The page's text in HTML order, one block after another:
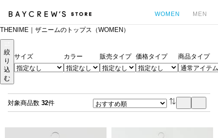
WOMEN MEN
THENIME｜ザニームのトップス（WOMEN）
絞
り
込
む
サイズ カラー 販売タイプ 価格タイプ 商品タイプ
対象商品数 32件